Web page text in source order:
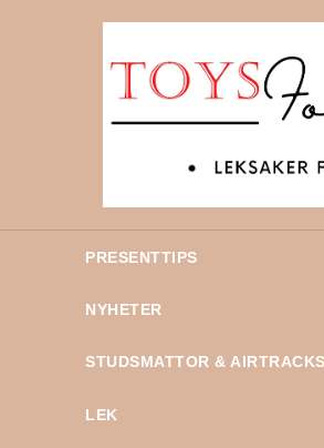
PRESENTTIPS
NYHETER
STUDSMATTOR & AIRTRACKS
LEK